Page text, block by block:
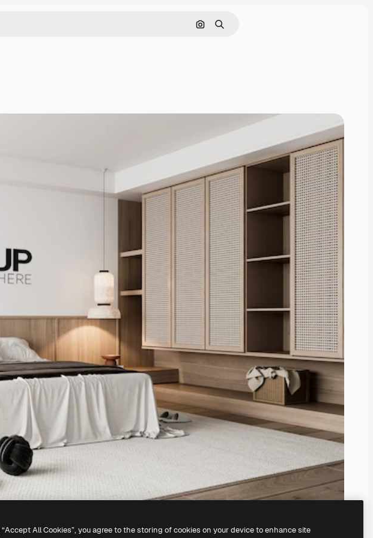
Buscar por imagen
Buscar
All Cookies”, you agree to the storing of cookies on your device to enhance site